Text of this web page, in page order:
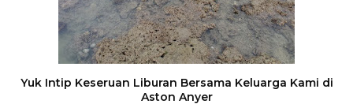
Yuk Intip Keseruan Liburan Bersama Keluarga Kami di
Aston Anyer